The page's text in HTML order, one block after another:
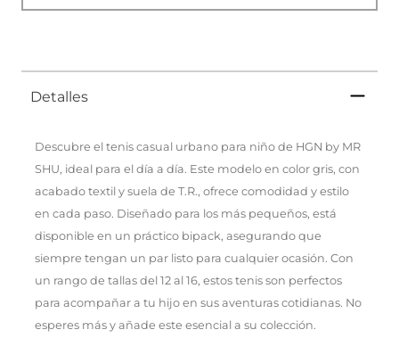
Detalles
Descubre el tenis casual urbano para niño de HGN by MR
SHU, ideal para el día a día. Este modelo en color gris, con
acabado textil y suela de T.R., ofrece comodidad y estilo
en cada paso. Diseñado para los más pequeños, está
disponible en un práctico bipack, asegurando que
siempre tengan un par listo para cualquier ocasión. Con
un rango de tallas del 12 al 16, estos tenis son perfectos
para acompañar a tu hijo en sus aventuras cotidianas. No
esperes más y añade este esencial a su colección.